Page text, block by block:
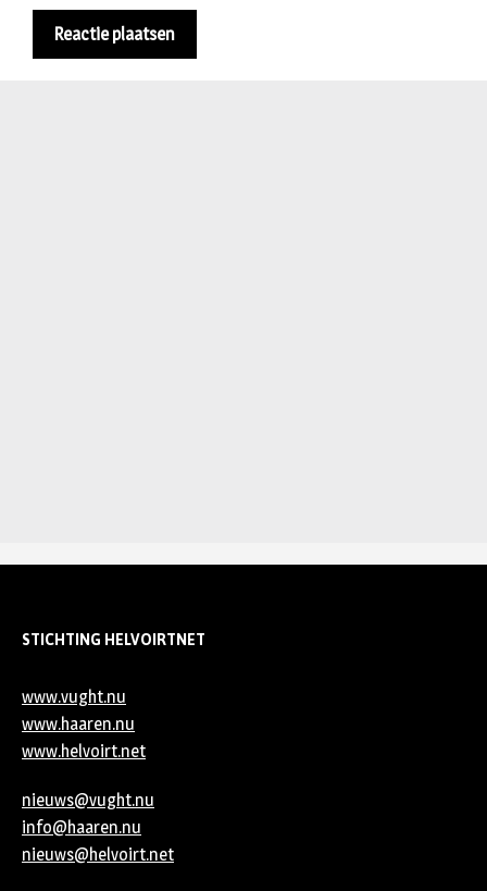
STICHTING HELVOIRTNET
www.vught.nu
www.haaren.nu
www.helvoirt.net
nieuws@vught.nu
info@haaren.nu
nieuws@helvoirt.net